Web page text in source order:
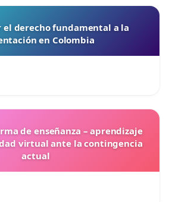
el derecho fundamental a la
en Colombia
de enseñanza – aprendizaje
virtual ante la contingencia
actual